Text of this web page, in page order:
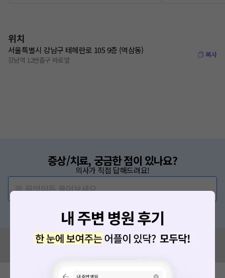
위치
서울특별시 강남구 테헤란로 105 9층 (역삼동)
강남역 12번출구 바로앞
복사
증상/치료, 궁금한 점이 있나요?
의사가 직접 답해드려요!
💬 무엇이든 물어보세요
혹시 잘못된 병원정보가 있나요?